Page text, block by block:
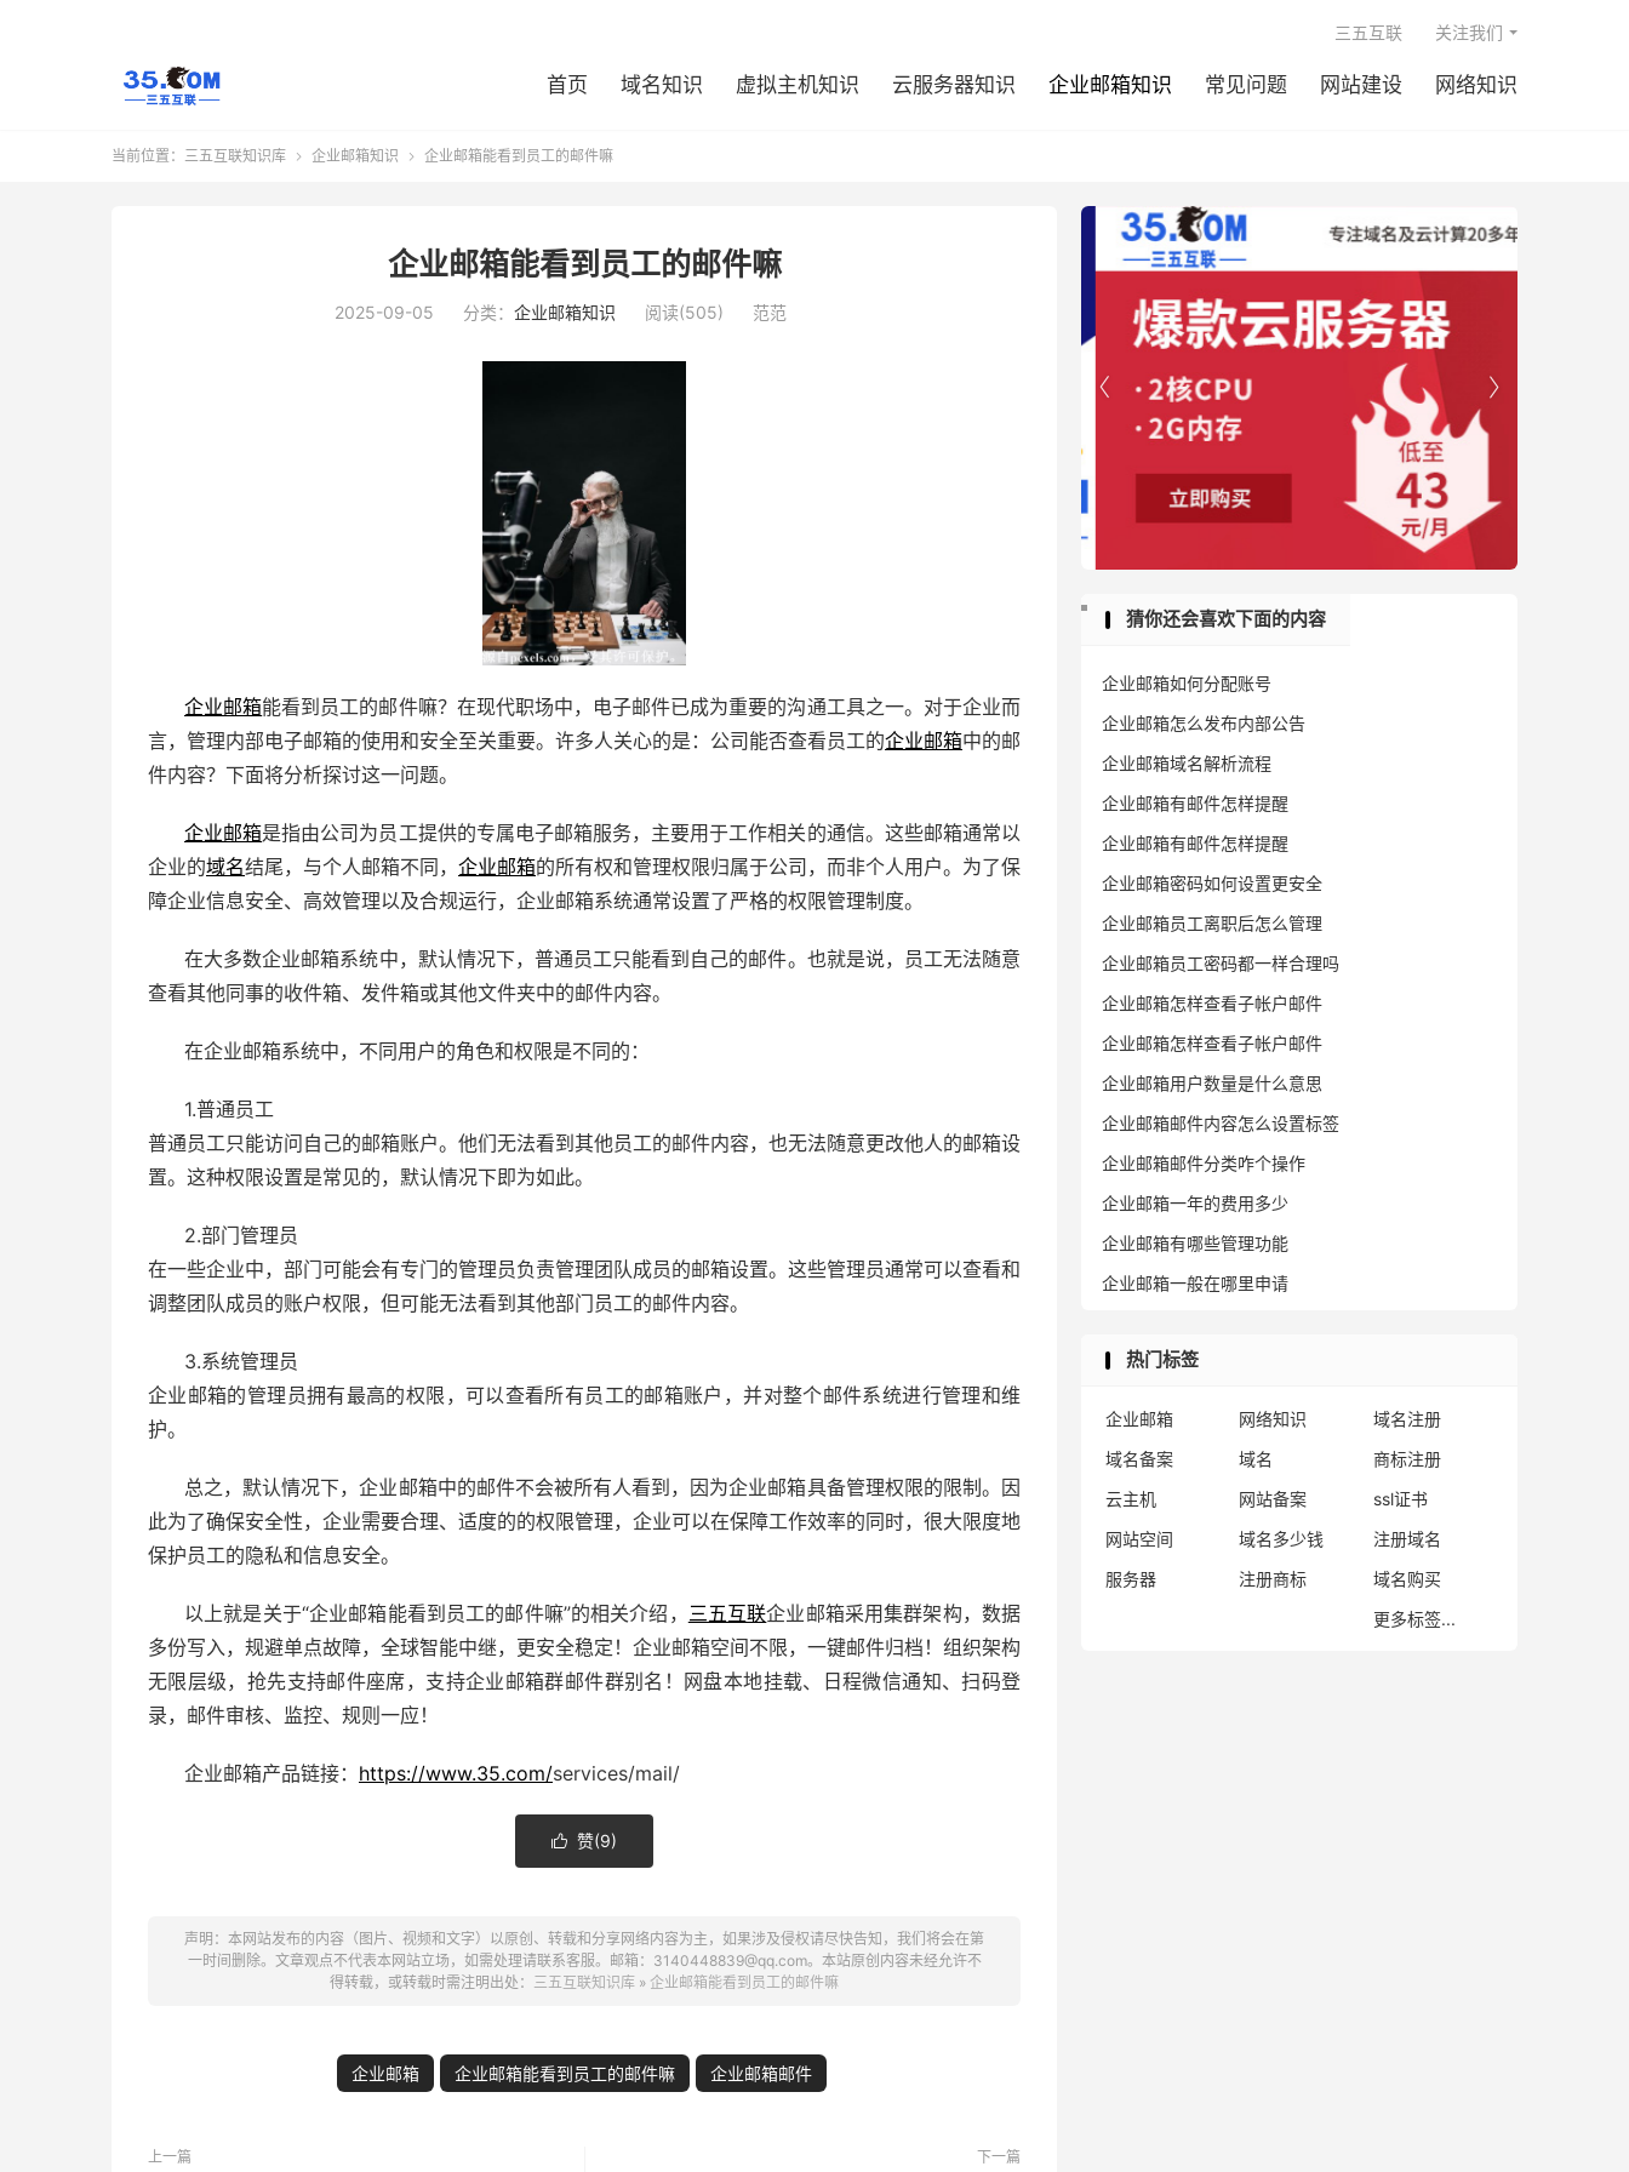
首页 域名知识 虚拟主机知识 云服务器知识 企业邮箱知识 常见问题 网站建设 网络知识
三五互联 关注我们
当前位置： 三五互联知识库  企业邮箱知识  企业邮箱能看到员工的邮件嘛
企业邮箱能看到员工的邮件嘛
2025-09-05 分类： 企业邮箱知识 阅读(505) 范范
企业邮箱能看到员工的邮件嘛？在现代职场中，电子邮件已成为重要的沟通工具之一。对于企业而
言，管理内部电子邮箱的使用和安全至关重要。许多人关心的是：公司能否查看员工的企业邮箱中的邮
件内容？下面将分析探讨这一问题。
企业邮箱是指由公司为员工提供的专属电子邮箱服务，主要用于工作相关的通信。这些邮箱通常以
企业的域名结尾，与个人邮箱不同， 企业邮箱的所有权和管理权限归属于公司，而非个人用户。为了保
障企业信息安全、高效管理以及合规运行， 企业邮箱系统通常设置了严格的权限管理制度。
在大多数企业邮箱系统中，默认情况下，普通员工只能看到自己的邮件。也就是说，员工无法随意
查看其他同事的收件箱、发件箱或其他文件夹中的邮件内容。
在企业邮箱系统中，不同用户的角色和权限是不同的：
1.普通员工
普通员工只能访问自己的邮箱账户。他们无法看到其他员工的邮件内容，也无法随意更改他人的邮箱设
置。这种权限设置是常见的，默认情况下即为如此。
2.部门管理员
在一些企业中，部门可能会有专门的管理员负责管理团队成员的邮箱设置。这些管理员通常可以查看和
调整团队成员的账户权限，但可能无法看到其他部门员工的邮件内容。
3.系统管理员
企业邮箱的管理员拥有最高的权限，可以查看所有员工的邮箱账户，并对整个邮件系统进行管理和维
护。
总之，默认情况下，企业邮箱中的邮件不会被所有人看到，因为企业邮箱具备管理权限的限制。因
此为了确保安全性，企业需要合理、适度的的权限管理，企业可以在保障工作效率的同时，很大限度地
保护员工的隐私和信息安全。
以上就是关于“企业邮箱能看到员工的邮件嘛”的相关介绍， 三五互联企业邮箱采用集群架构，数据
多份写入，规避单点故障，全球智能中继，更安全稳定！ 企业邮箱空间不限，一键邮件归档！组织架构
无限层级，抢先支持邮件座席，支持企业邮箱群邮件群别名！网盘本地挂载、日程微信通知、扫码登
录，邮件审核、监控、规则一应！
企业邮箱产品链接： https://www.35.com/services/mail/
 赞(9)
声明：本网站发布的内容（图片、视频和文字）以原创、转载和分享网络内容为主，如果涉及侵权请尽快告知，我们将会在第
一时间删除。文章观点不代表本网站立场，如需处理请联系客服。邮箱：3140448839@qq.com。本站原创内容未经允许不
得转载，或转载时需注明出处： 三五互联知识库 » 企业邮箱能看到员工的邮件嘛
企业邮箱 企业邮箱能看到员工的邮件嘛 企业邮箱邮件
上一篇 下一篇


猜你还会喜欢下面的内容
企业邮箱如何分配账号
企业邮箱怎么发布内部公告
企业邮箱域名解析流程
企业邮箱有邮件怎样提醒
企业邮箱有邮件怎样提醒
企业邮箱密码如何设置更安全
企业邮箱员工离职后怎么管理
企业邮箱员工密码都一样合理吗
企业邮箱怎样查看子帐户邮件
企业邮箱怎样查看子帐户邮件
企业邮箱用户数量是什么意思
企业邮箱邮件内容怎么设置标签
企业邮箱邮件分类咋个操作
企业邮箱一年的费用多少
企业邮箱有哪些管理功能
企业邮箱一般在哪里申请
热门标签
企业邮箱 网络知识
域名注册
域名备案
域名
商标注册
云主机
网站备案
ssl证书
网站空间
域名多少钱
注册域名
服务器
注册商标
域名购买
更多标签...